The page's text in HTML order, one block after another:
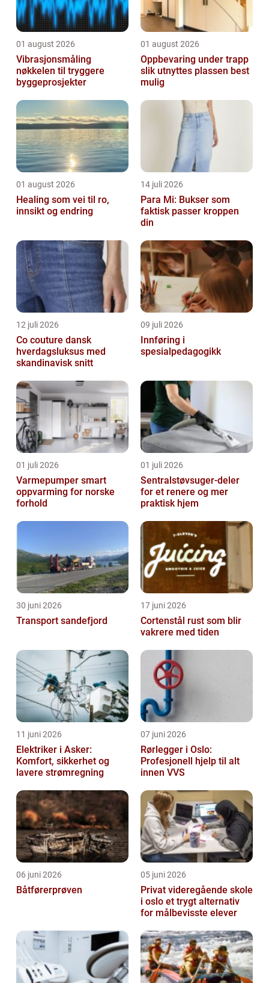
01 august 2026
Vibrasjonsmåling
nøkkelen til tryggere
byggeprosjekter
01 august 2026
Oppbevaring under trapp
slik utnyttes plassen best
mulig
01 august 2026
Healing som vei til ro,
innsikt og endring
14 juli 2026
Para Mi: Bukser som
faktisk passer kroppen
din
12 juli 2026
Co couture dansk
hverdagsluksus med
skandinavisk snitt
09 juli 2026
Innføring i
spesialpedagogikk
01 juli 2026
Varmepumper smart
oppvarming for norske
forhold
01 juli 2026
Sentralstøvsuger-deler
for et renere og mer
praktisk hjem
30 juni 2026
Transport sandefjord
17 juni 2026
Cortenstål rust som blir
vakrere med tiden
11 juni 2026
Elektriker i Asker:
Komfort, sikkerhet og
lavere strømregning
07 juni 2026
Rørlegger i Oslo:
Profesjonell hjelp til alt
innen VVS
06 juni 2026
Båtførerprøven
05 juni 2026
Privat videregående skole
i oslo et trygt alternativ
for målbevisste elever